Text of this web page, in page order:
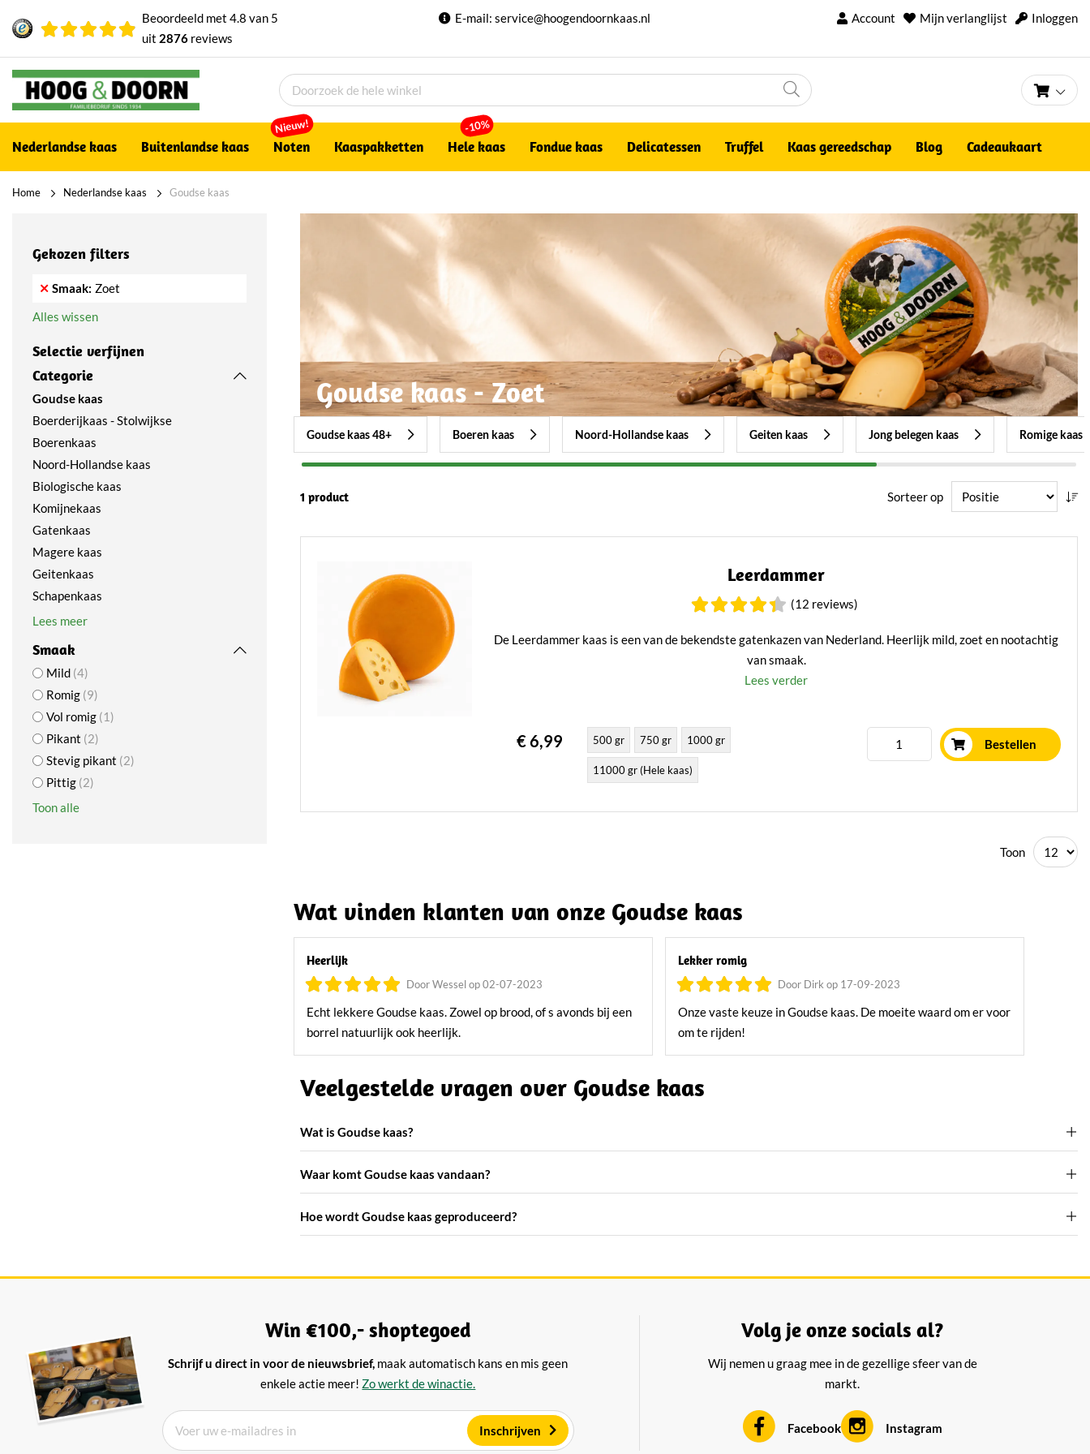
Beoordeeld met 4.8 van 5
uit 2876reviews
E-mail:service@hoogendoornkaas.nl Account Mijn verlanglijst Inloggen
Nederlandse kaas Buitenlandse kaas Noten
Nieuw!
Kaaspakketten Hele kaas
-10%
Fondue kaas Delicatessen Truffel Kaas gereedschap Blog Cadeaukaart
Home Nederlandse kaas Goudse kaas
Goudse kaas - Zoet
Goudse kaas 48+ Boeren kaas Noord-Hollandse kaas Geiten kaas Jong belegen kaas Romige kaas
Sorteer op
1 product
Leerdammer
(12 reviews)
De Leerdammer kaas is een van de bekendste gatenkazen van Nederland. Heerlijk mild, zoet en nootachtig
van smaak.
Lees verder
€ 6,99 500 gr 750 gr 1000 gr
11000 gr (Hele kaas)
Bestellen
Toon
Wat vinden klanten van onze Goudse kaas
Heerlijk
Door Wessel op 02-07-2023
Echt lekkere Goudse kaas. Zowel op brood, of s avonds bij een
borrel natuurlijk ook heerlijk.
Lekker romig
Door Dirk op 17-09-2023
Onze vaste keuze in Goudse kaas. De moeite waard om er voor
om te rijden!
Veelgestelde vragen over Goudse kaas
Wat is Goudse kaas?
Waar komt Goudse kaas vandaan?
Hoe wordt Goudse kaas geproduceerd?
Gekozen filters
Smaak Zoet
Alles wissen
Selectie verfijnen
Categorie
Goudse kaas
Boerderijkaas - Stolwijkse
Boerenkaas
Noord-Hollandse kaas
Biologische kaas
Komijnekaas
Gatenkaas
Magere kaas
Geitenkaas
Schapenkaas
Lees meer
Smaak
Mild 4
Romig 9
Vol romig 1
Pikant 2
Stevig pikant 2
Pittig 2
Toon alle
Win €100,- shoptegoed
Schrijf u direct in voor de nieuwsbrief, maak automatisch kans en mis geen
enkele actie meer! Zo werkt de winactie.
Inschrijven
Volg je onze socials al?
Wij nemen u graag mee in de gezellige sfeer van de
markt.
Facebook Instagram